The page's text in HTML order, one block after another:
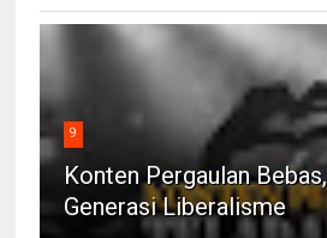
9
Konten Pergaulan
Generasi Liberalisme